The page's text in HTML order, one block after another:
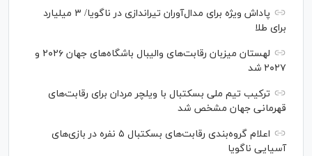
پاداش ویژه برای مدال‌آوران تیراندازی در ناگویا/ ۳ میلیارد
برای طلا
لهستان میزبان رقابت‌های والیبال باشگاه‌های جهان ۲۰۲۶ و
۲۰۲۷ شد
ترکیب تیم ملی بسکتبال با ویلچر مردان برای رقابت‌های
قهرمانی جهان مشخص شد
اعلام گروه‌بندی رقابت‌های بسکتبال ۵ نفره در بازی‌های
آسیایی ناگویا